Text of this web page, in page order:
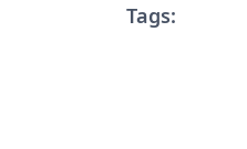
Tags: